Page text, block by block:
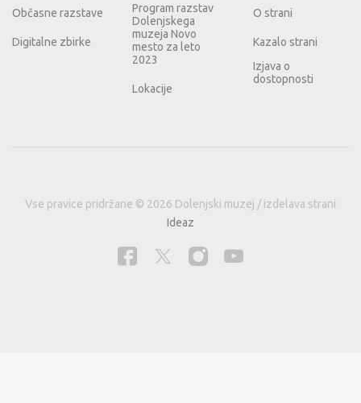
Občasne razstave
Digitalne zbirke
Program razstav
Dolenjskega
muzeja Novo
mesto za leto
2023
Lokacije
O strani
Kazalo strani
Izjava o
dostopnosti
Vse pravice pridržane © 2026 Dolenjski muzej / izdelava strani
Ideaz